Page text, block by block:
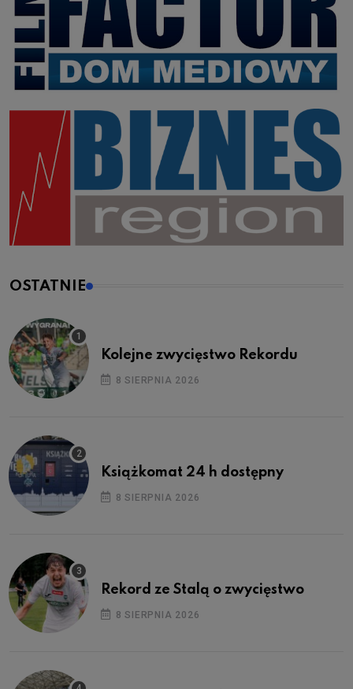
OSTATNIE
Kolejne zwycięstwo Rekordu
8 SIERPNIA 2026
Książkomat 24 h dostępny
8 SIERPNIA 2026
Rekord ze Stalą o zwycięstwo
8 SIERPNIA 2026